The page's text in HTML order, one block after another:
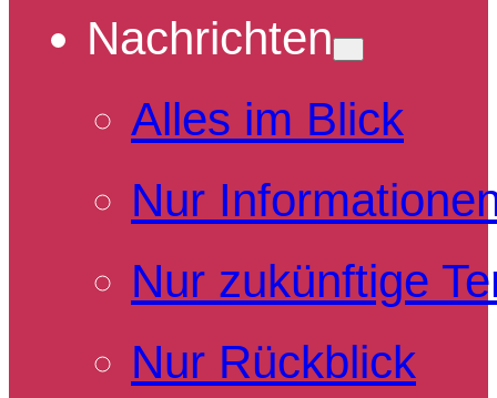
Nachrichten
Alles im Blick
Nur
Nur zukünftige
Nur Rückblick